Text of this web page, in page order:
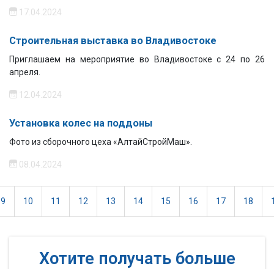
17.04.2024
Строительная выставка во Владивостоке
Приглашаем на мероприятие во Владивостоке с 24 по 26
апреля.
12.04.2024
Установка колес на поддоны
Фото из сборочного цеха «АлтайСтройМаш».
08.04.2024
9 10 11 12 13 14 15 16 17 18
Хотите получать больше